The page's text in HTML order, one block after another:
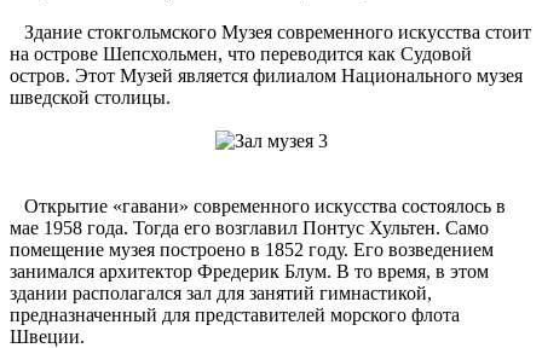
Здание стокгольмского Музея современного искусства стоит
на острове Шепсхольмен, что переводится как Судовой
остров. Этот Музей является филиалом Национального музея
шведской столицы.
Открытие «гавани» современного искусства состоялось в
мае 1958 года. Тогда его возглавил Понтус Хультен. Само
помещение музея построено в 1852 году. Его возведением
занимался архитектор Фредерик Блум. В то время, в этом
здании располагался зал для занятий гимнастикой,
предназначенный для представителей морского флота
Швеции.